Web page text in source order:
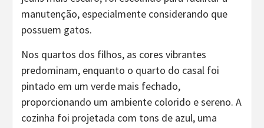
manutenção, especialmente considerando que
possuem gatos.
Nos quartos dos filhos, as cores vibrantes
predominam, enquanto o quarto do casal foi
pintado em um verde mais fechado,
proporcionando um ambiente colorido e sereno. A
cozinha foi projetada com tons de azul, uma